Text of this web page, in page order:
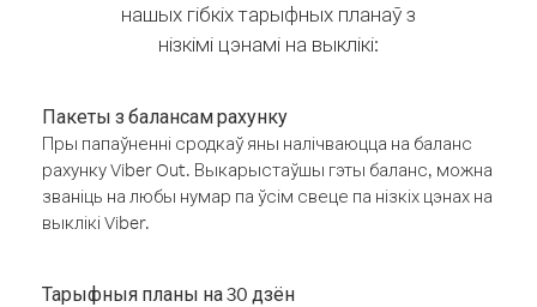
нашых гібкіх тарыфных планаў з
нізкімі цэнамі на выклікі:
Пакеты з балансам рахунку
Пры папаўненні сродкаў яны налічваюцца на баланс
рахунку Viber Out. Выкарыстаўшы гэты баланс, можна
званіць на любы нумар па ўсім свеце па нізкіх цэнах на
выклікі Viber.
Тарыфныя планы на 30 дзён